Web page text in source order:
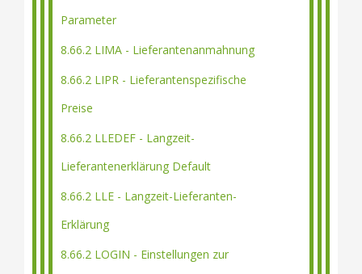
Parameter
8.66.2 LIMA - Lieferantenanmahnung
8.66.2 LIPR - Lieferantenspezifische
Preise
8.66.2 LLEDEF - Langzeit-
Lieferantenerklärung Default
8.66.2 LLE - Langzeit-Lieferanten-
Erklärung
8.66.2 LOGIN - Einstellungen zur